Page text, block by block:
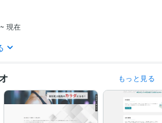
現在
テスト優秀賞
優秀賞
もしもドロップシッピング選手権売
ームページ制作おすすめランキング1位獲得
」獲得
もっと見る